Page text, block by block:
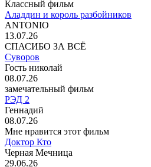
Классный фильм
Аладдин и король разбойников
ANTONIO
13.07.26
СПАСИБО ЗА ВСЁ
Суворов
Гость николай
08.07.26
замечательный фильм
РЭД 2
Геннадий
08.07.26
Мне нравится этот фильм
Доктор Кто
Черная Мечница
29.06.26